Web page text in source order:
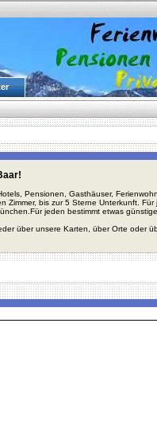
Pensionen, Gasthäuser,
Zimmer, bis zur 5 Sterne Unterkunft.
jeden bestimmt etwas
über unsere Karten, über Orte oder